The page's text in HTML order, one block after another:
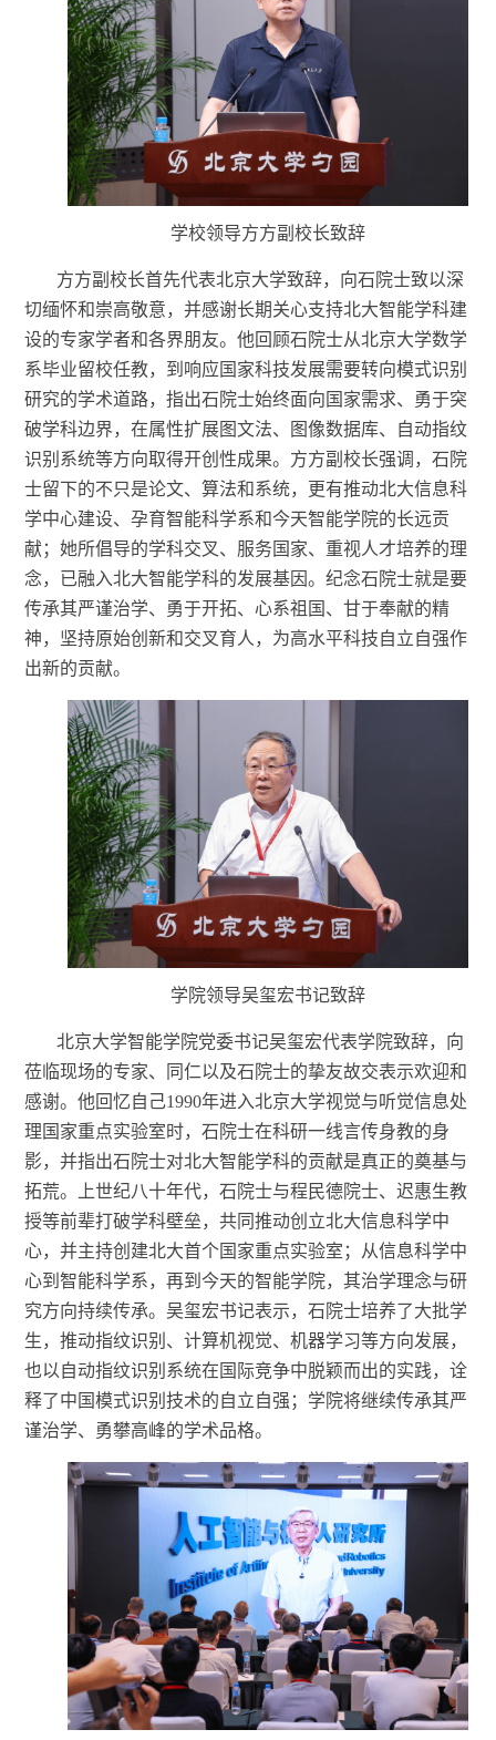
学校领导方方副校长致辞
方方副校长首先代表北京大学致辞，向石院士致以深
切缅怀和崇高敬意，并感谢长期关心支持北大智能学科建
设的专家学者和各界朋友。他回顾石院士从北京大学数学
系毕业留校任教，到响应国家科技发展需要转向模式识别
研究的学术道路，指出石院士始终面向国家需求、勇于突
破学科边界，在属性扩展图文法、图像数据库、自动指纹
识别系统等方向取得开创性成果。方方副校长强调，石院
士留下的不只是论文、算法和系统，更有推动北大信息科
学中心建设、孕育智能科学系和今天智能学院的长远贡
献；她所倡导的学科交叉、服务国家、重视人才培养的理
念，已融入北大智能学科的发展基因。纪念石院士就是要
传承其严谨治学、勇于开拓、心系祖国、甘于奉献的精
神，坚持原始创新和交叉育人，为高水平科技自立自强作
出新的贡献。
学院领导吴玺宏书记致辞
北京大学智能学院党委书记吴玺宏代表学院致辞，向
莅临现场的专家、同仁以及石院士的挚友故交表示欢迎和
感谢。他回忆自己1990年进入北京大学视觉与听觉信息处
理国家重点实验室时，石院士在科研一线言传身教的身
影，并指出石院士对北大智能学科的贡献是真正的奠基与
拓荒。上世纪八十年代，石院士与程民德院士、迟惠生教
授等前辈打破学科壁垒，共同推动创立北大信息科学中
心，并主持创建北大首个国家重点实验室；从信息科学中
心到智能科学系，再到今天的智能学院，其治学理念与研
究方向持续传承。吴玺宏书记表示，石院士培养了大批学
生，推动指纹识别、计算机视觉、机器学习等方向发展，
也以自动指纹识别系统在国际竞争中脱颖而出的实践，诠
释了中国模式识别技术的自立自强；学院将继续传承其严
谨治学、勇攀高峰的学术品格。